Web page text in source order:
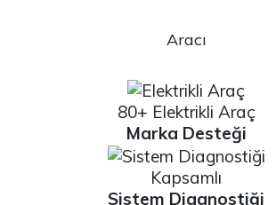
Aracı
80+ Elektrikli Araç
Marka Desteği
Kapsamlı
Sistem Diagnostiği